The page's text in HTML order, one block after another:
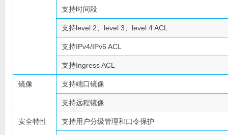
支持时间段
支持level 2、level 3、level 4 ACL
支持IPv4/IPv6 ACL
支持Ingress ACL
镜像 支持端口镜像
支持远程镜像
安全特性 支持用户分级管理和口令保护